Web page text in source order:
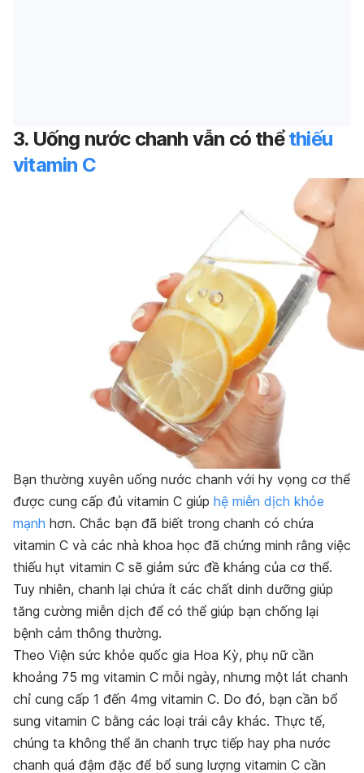
3. Uống nước chanh vẫn có thểthiếu
vitamin C
Bạn thường xuyên uống nước chanh với hy vọng cơ thể
được cung cấp đủ vitamin C giúp hệ miễn dịch khỏe
mạnh hơn. Chắc bạn đã biết trong chanh có chứa
vitamin C và các nhà khoa học đã chứng minh rằng việc
thiếu hụt vitamin C sẽ giảm sức đề kháng của cơ thể.
Tuy nhiên, chanh lại chứa ít các chất dinh dưỡng giúp
tăng cường miễn dịch để có thể giúp bạn chống lại
bệnh cảm thông thường.
Theo Viện sức khỏe quốc gia Hoa Kỳ, phụ nữ cần
khoảng 75 mg vitamin C mỗi ngày, nhưng một lát chanh
chỉ cung cấp 1 đến 4mg vitamin C. Do đó, bạn cần bổ
sung vitamin C bằng các loại trái cây khác. Thực tế,
chúng ta không thể ăn chanh trực tiếp hay pha nước
chanh quá đậm đặc để bổ sung lượng vitamin C cần